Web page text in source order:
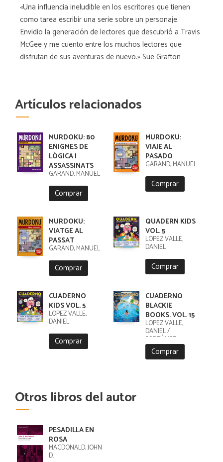
«Una influencia ineludible en los escritores que tienen
como tarea escribir una serie sobre un personaje.
Envidio la generación de lectores que descubrió a Travis
McGee y me cuento entre los muchos lectores que
disfrutan de sus aventuras de nuevo.» Sue Grafton
Artículos relacionados
MURDOKU: 80
ENIGMES DE
LÒGICA I
ASSASSINATS
GARAND, MANUEL
Comprar
MURDOKU:
VIAJE AL
PASADO
GARAND, MANUEL
Comprar
MURDOKU:
VIATGE AL
PASSAT
GARAND, MANUEL
Comprar
QUADERN KIDS
VOL. 5
LÓPEZ VALLE,
DANIEL
Comprar
CUADERNO
KIDS VOL. 5
LÓPEZ VALLE,
DANIEL
Comprar
CUADERNO
BLACKIE
BOOKS. VOL. 15
LÓPEZ VALLE,
DANIEL /
FORTÚNEZ,
CRISTOBAL
Comprar
Otros libros del autor
PESADILLA EN
ROSA
MACDONALD, JOHN
D.